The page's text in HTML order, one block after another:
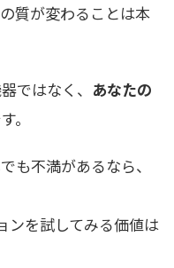
質が変わることは本
ではなく、 あなたの
。
も不満があるなら、
ンを試してみる価値は